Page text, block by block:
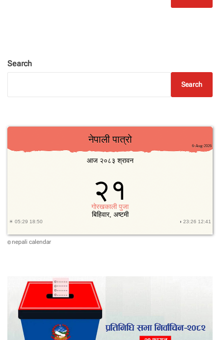
Search
Search
© nepali calendar